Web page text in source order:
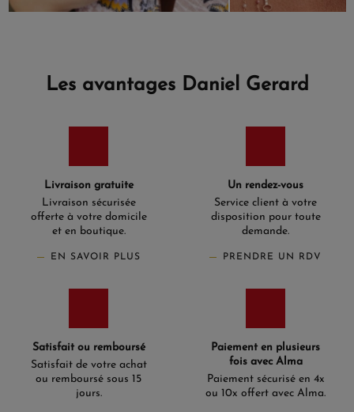
Les avantages Daniel Gerard
Livraison gratuite
Livraison sécurisée
offerte à votre domicile
et en boutique.
EN SAVOIR PLUS
Un rendez-vous
Service client à votre
disposition pour toute
demande.
PRENDRE UN RDV
Satisfait ou remboursé
Satisfait de votre achat
ou remboursé sous 15
jours.
Paiement en plusieurs
fois avec Alma
Paiement sécurisé en 4x
ou 10x offert avec Alma.